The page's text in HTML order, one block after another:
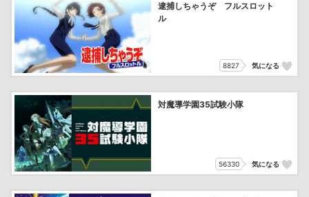
逮捕しちゃうぞ フルスロット
ル
8827 気になる
対魔導学園35試験小隊
56330 気になる